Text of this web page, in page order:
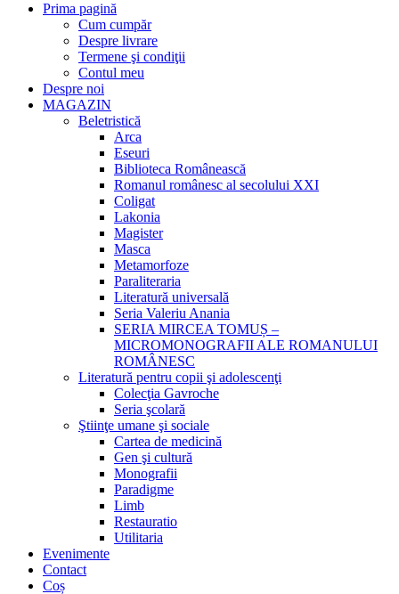
Prima pagină
Cum cumpăr
Despre livrare
Termene şi condiţii
Contul meu
Despre noi
MAGAZIN
Beletristică
Arca
Eseuri
Biblioteca Românească
Romanul românesc al secolului XXI
Coligat
Lakonia
Magister
Masca
Metamorfoze
Paraliteraria
Literatură universală
Seria Valeriu Anania
SERIA MIRCEA TOMUȘ –
MICROMONOGRAFII ALE ROMANULUI
ROMÂNESC
Literatură pentru copii şi adolescenţi
Colecţia Gavroche
Seria şcolară
Ştiinţe umane şi sociale
Cartea de medicină
Gen şi cultură
Monografii
Paradigme
Limb
Restauratio
Utilitaria
Evenimente
Contact
Coș